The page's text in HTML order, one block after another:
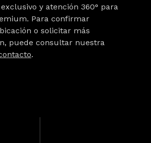
y atención 360° para
Para confirmar
o solicitar más
puede consultar nuestra
.